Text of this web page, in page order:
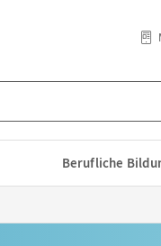
Berufliche